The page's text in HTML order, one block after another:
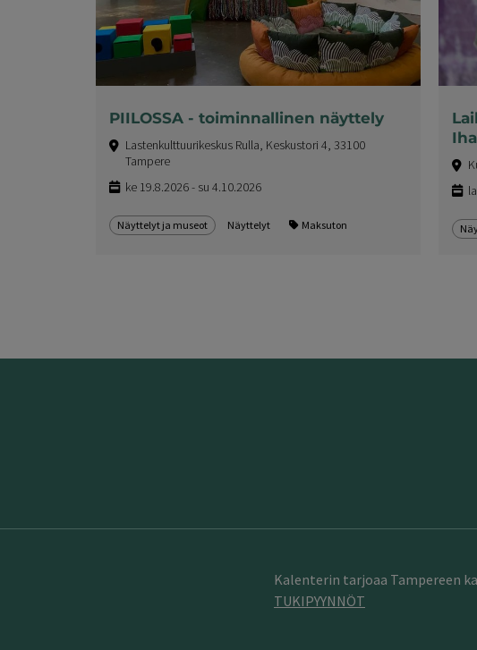
PIILOSSA - toiminnallinen näyttely
Lastenkulttuurikeskus Rulla, Keskustori 4, 33100
Tampere
ke 19.8.2026 - su 4.10.2026
Näyttelyt ja museot Näyttelyt Maksuton
Kalenterin tarjoaa Tampereen
TUKIPYYNNÖT